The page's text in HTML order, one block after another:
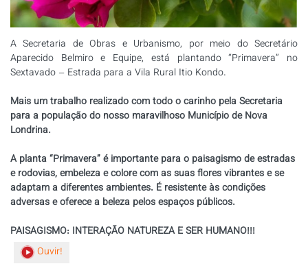
A Secretaria de Obras e Urbanismo, por meio do Secretário
Aparecido Belmiro e Equipe, está plantando “Primavera” no
Sextavado – Estrada para a Vila Rural Itio Kondo.
Mais um trabalho realizado com todo o carinho pela Secretaria
para a população do nosso maravilhoso Município de Nova
Londrina.
A planta “Primavera” é importante para o paisagismo de estradas
e rodovias, embeleza e colore com as suas flores vibrantes e se
adaptam a diferentes ambientes. É resistente às condições
adversas e oferece a beleza pelos espaços públicos.
PAISAGISMO: INTERAÇÃO NATUREZA E SER HUMANO!!!
Ouvir!